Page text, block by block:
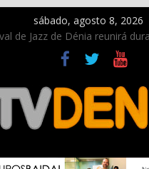
sábado, agosto 8, 2026
de Jazz de Dénia reunirá
e internacionales en los
oportunidad para donar sangre
protagonista en la
dona al Arxiu de Dénia más
Festera llena de ambiente la